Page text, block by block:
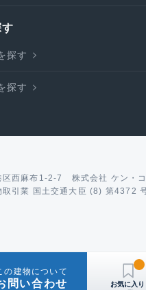
探す
探す
区西麻布1-2-7 株式会社 ケン・
取引業 国土交通大臣 (8) 第4372
の建物について
問い合わせ